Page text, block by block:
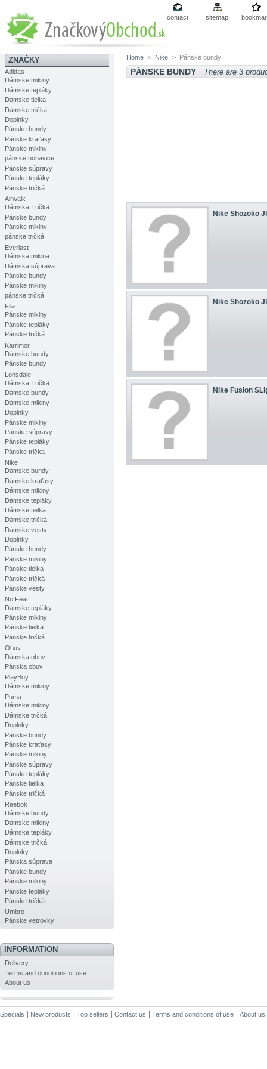
contact sitemap
ZNAČKY
Adidas
Dámske mikiny
Dámske tepláky
Dámske tielka
Dámske tričká
Doplnky
Pánske bundy
Pánske kraťasy
Pánske mikiny
pánske nohavice
Pánske súpravy
Pánske tepláky
Pánske tričká
Airwalk
Dámska Tričká
Pánske bundy
Pánske mikiny
pánske tričká
Everlast
Dámska mikina
Dámska súprava
Pánske bundy
Pánske mikiny
pánske tričká
Fila
Pánske mikiny
Pánske tepláky
Pánske tričká
Karrimor
Dámske bundy
Pánske bundy
Lonsdale
Dámska Tričká
Dámske bundy
Dámske mikiny
Doplnky
Pánske mikiny
Pánske súpravy
Pánske tepláky
Pánske trička
Nike
Dámske bundy
Dámske kraťasy
Dámske mikiny
Dámske tepláky
Dámske tielka
Dámske tričká
Dámske vesty
Doplnky
Pánske bundy
Pánske mikiny
Pánske tielka
Pánske tričká
Pánske vesty
No Fear
Dámske tepláky
Pánske mikiny
Pánske tielka
Pánske tričká
Obuv
Dámska obuv
Pánska obuv
PlayBoy
Dámske mikiny
Puma
Dámske mikiny
Dámske tričká
Doplnky
Pánske bundy
Pánske kraťasy
Pánske mikiny
Pánske súpravy
Pánske tepláky
Pánske tielka
Pánske tričká
Reebok
Dámske bundy
Dámske mikiny
Dámske tepláky
Dámske tričká
Doplnky
Pánska súprava
Pánske bundy
Pánske mikiny
Pánske tepláky
Pánske tričká
Umbro
Pánske vetrovky
INFORMATION
Delivery
Terms and conditions of use
About us
Home > Nike > Pánske bundy
PÁNSKE BUNDY There are 3
Nike Shozoko
Nike Shozoko
Nike Fusion
Specials New products Top sellers Contact us Terms and conditions of use About us